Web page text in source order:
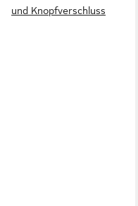
und Knopfverschluss